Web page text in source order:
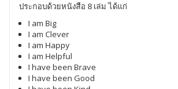
ประกอบด้วยหนังสือ 8 เล่ม ได้แก่
I am Big
I am Clever
I am Happy
I am Helpful
I have been Brave
I have been Good